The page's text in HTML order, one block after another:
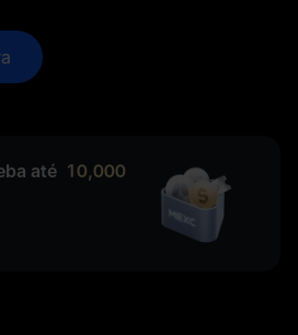
até 10,000